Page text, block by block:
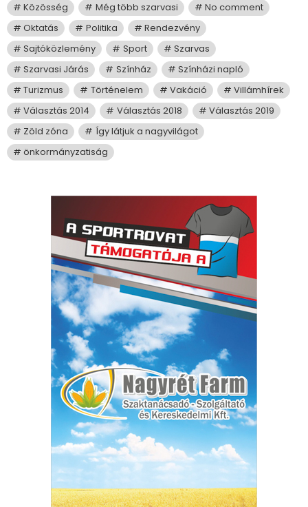
Közösség
Még több szarvasi
No comment
Oktatás
Politika
Rendezvény
Sajtóközlemény
Sport
Szarvas
Szarvasi Járás
Színház
Színházi napló
Turizmus
Történelem Vakáció
Villámhírek
Választás 2014
Választás 2018
Választás 2019
Zöld zóna
Így látjuk a nagyvilágot
önkormányzatiság